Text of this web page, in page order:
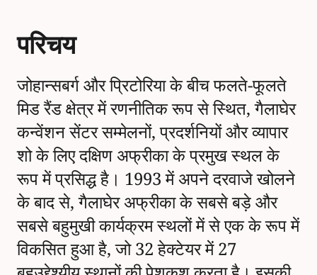
परिचय
जोहान्सबर्ग और प्रिटोरिया के बीच फलते-फूलते
मिड रैंड क्षेत्र में रणनीतिक रूप से स्थित, गैलाघेर
कन्वेंशन सेंटर सम्मेलनों, प्रदर्शनियों और व्यापार
शो के लिए दक्षिण अफ्रीका के प्रमुख स्थल के
रूप में प्रसिद्ध है। 1993 में अपने दरवाजे खोलने
के बाद से, गैलाघेर अफ्रीका के सबसे बड़े और
सबसे बहुमुखी कार्यक्रम स्थलों में से एक के रूप में
विकसित हुआ है, जो 32 हेक्टेयर में 27